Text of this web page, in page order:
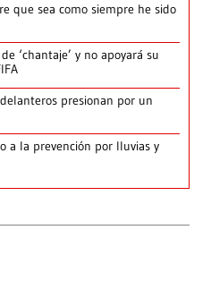
que sea como siempre he sido
‘chantaje’ y no apoyará su
presionan por un
a la prevención por lluvias y